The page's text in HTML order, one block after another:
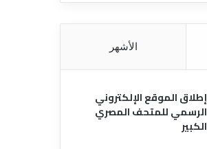
م
ي
الأشهر
إطلاق الموقع الإلكتروني
الرسمي للمتحف المصري
الكبير